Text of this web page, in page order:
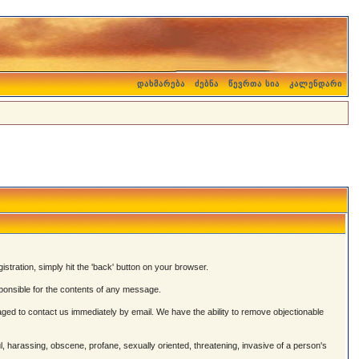
დახმარება ძებნა წევრთა სია კალენდარი
simply hit the 'back' button on your browser.
for the contents of any message.
to contact us immediately by email. We have the ability to remove objectionable
obscene, profane, sexually oriented, threatening, invasive of a person's